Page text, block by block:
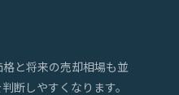
と将来の売却相場も並
断しやすくなります。